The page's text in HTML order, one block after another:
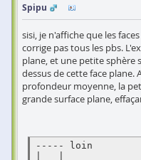
Spipu
sisi, je n'affiche que les
corrige pas tous les pbs.
plane, et une petite sphère
dessus de cette face plane.
profondeur moyenne, la
grande surface plane,
----- loin